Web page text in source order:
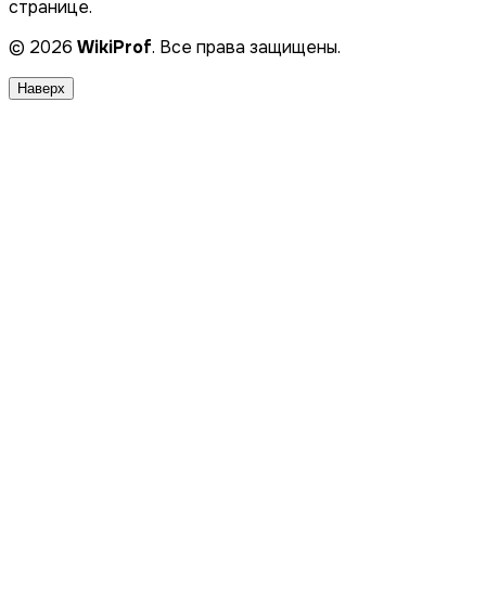
странице.
© 2026 WikiProf. Все права защищены.
Наверх